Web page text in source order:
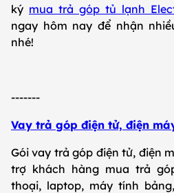
ký mua trả góp tủ lạnh
ngay hôm nay để nhận
nhé!
-------
Vay trả góp điện tử, điện
Gói vay trả góp điện tử, điện
trợ khách hàng mua trả
thoại, laptop, máy tính